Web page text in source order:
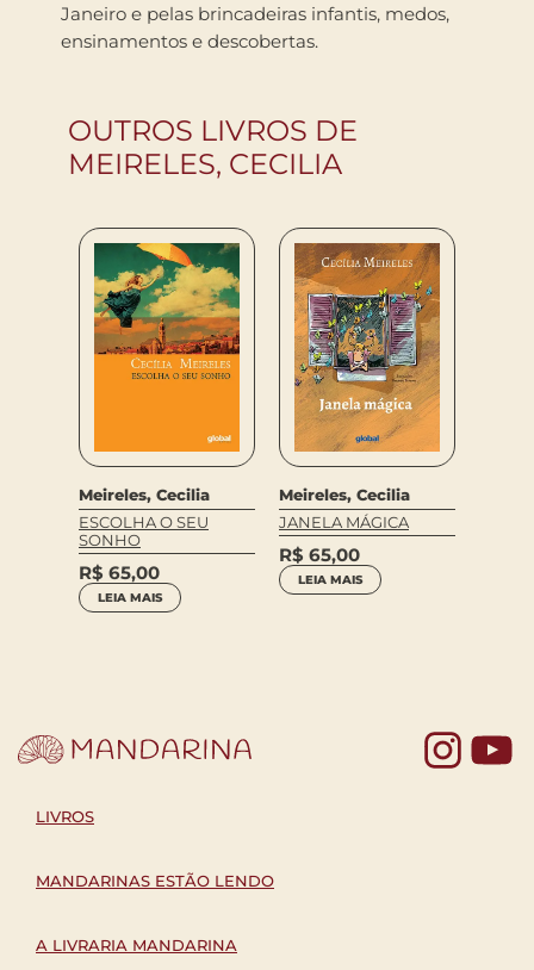
Janeiro e pelas brincadeiras infantis, medos,
ensinamentos e descobertas.
OUTROS LIVROS DE
MEIRELES, CECILIA
Meireles, Cecilia
ESCOLHA O SEU
SONHO
R$ 65,00
LEIA MAIS
Meireles, Cecilia
JANELA MÁGICA
R$ 65,00
LEIA MAIS
LIVROS
MANDARINAS ESTÃO LENDO
A LIVRARIA MANDARINA